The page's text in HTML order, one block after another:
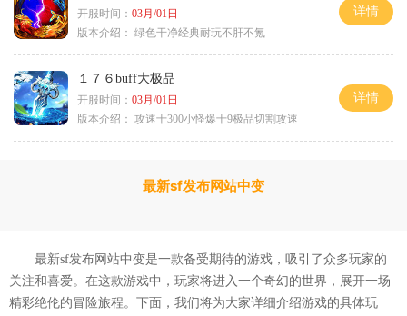
开服时间： 03月/01日
版本介绍： 绿色干净经典耐玩不肝不氪
详情
１７６buff大极品
开服时间： 03月/01日
版本介绍： 攻速十300小怪爆十9极品切割攻速
详情
最新sf发布网站中变
最新sf发布网站中变是一款备受期待的游戏，吸引了众多玩家的
关注和喜爱。在这款游戏中，玩家将进入一个奇幻的世界，展开一场
精彩绝伦的冒险旅程。下面，我们将为大家详细介绍游戏的具体玩